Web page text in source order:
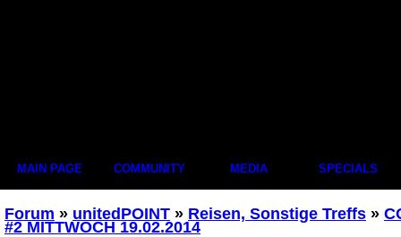
MAIN PAGE COMMUNITY MEDIA SPECIALS
Forum » unitedPOINT » Reisen, Sonstige Treffs »
#2 MITTWOCH 19.02.2014